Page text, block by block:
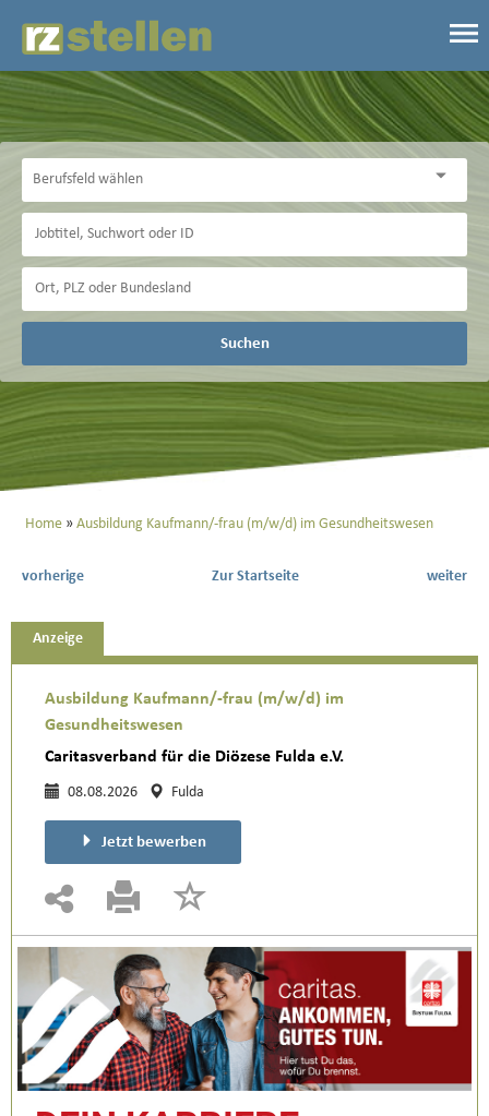
Suchen
Home Ausbildung Kaufmann/-frau (m/w/d) im Gesundheitswesen
vorherige Zur Startseite weiter
Anzeige
Ausbildung Kaufmann/-frau (m/w/d) im
Gesundheitswesen
Caritasverband für die Diözese Fulda e.V.
08.08.2026 Fulda
Jetzt bewerben